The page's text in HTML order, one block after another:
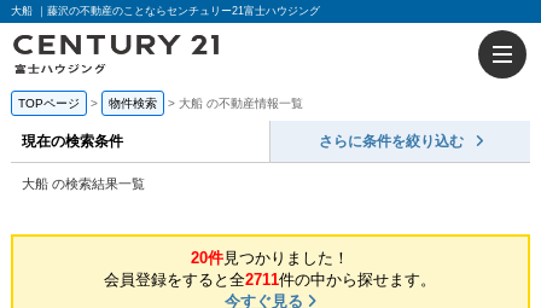
大船 ｜藤沢の不動産のことならセンチュリー21富士ハウジング
TOPページ 物件検索 大船 の不動産情報一覧
現在の検索条件 さらに条件を絞り込む
大船 の検索結果一覧
20件見つかりました！
会員登録をすると全2711件の中から探せます。
今すぐ見る